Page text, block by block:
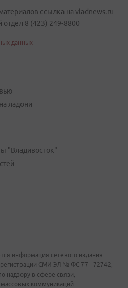
ссылка на vladnews.ru
отдел 8 (423) 249-8800
данных
ладони
"Владивосток"
информация сетевого издания
регистрации СМИ ЭЛ № ФС 77 - 72742,
надзору в сфере связи,
коммуникаций